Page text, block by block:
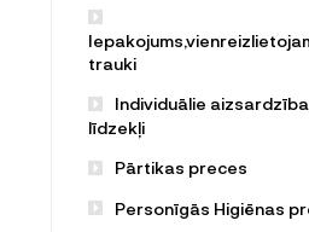
trauki
Individuālie
līdzekļi
Pārtikas preces
Personīgās Higiēnas